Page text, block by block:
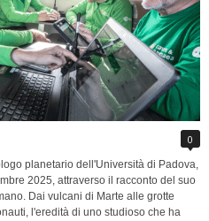
0
planetario dell'Università di Padova,
2025, attraverso il racconto del suo
Dai vulcani di Marte alle grotte
l'eredità di uno studioso che ha